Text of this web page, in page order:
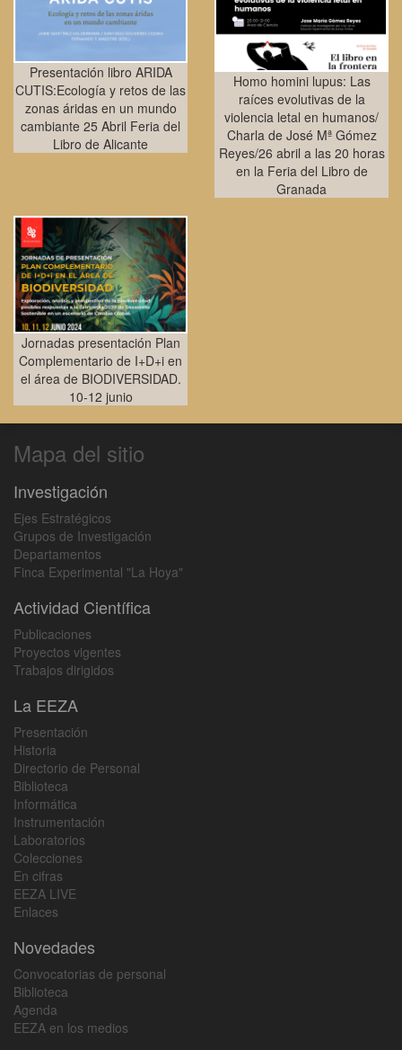
Presentación libro ARIDA
CUTIS:Ecología y retos de las
zonas áridas en un mundo
cambiante 25 Abril Feria del
Libro de Alicante
Homo homini lupus: Las
raíces evolutivas de la
violencia letal en humanos/
Charla de José Mª Gómez
Reyes/26 abril a las 20 horas
en la Feria del Libro de
Granada
Jornadas presentación Plan
Complementario de I+D+i en
el área de BIODIVERSIDAD.
10-12 junio
Mapa del sitio
Investigación
Ejes Estratégicos
Grupos de Investigación
Departamentos
Finca Experimental "La Hoya"
Actividad Científica
Publicaciones
Proyectos vigentes
Trabajos dirigidos
La EEZA
Presentación
Historia
Directorio de Personal
Biblioteca
Informática
Instrumentación
Laboratorios
Colecciones
En cifras
EEZA LIVE
Enlaces
Novedades
Convocatorias de personal
Biblioteca
Agenda
EEZA en los medios